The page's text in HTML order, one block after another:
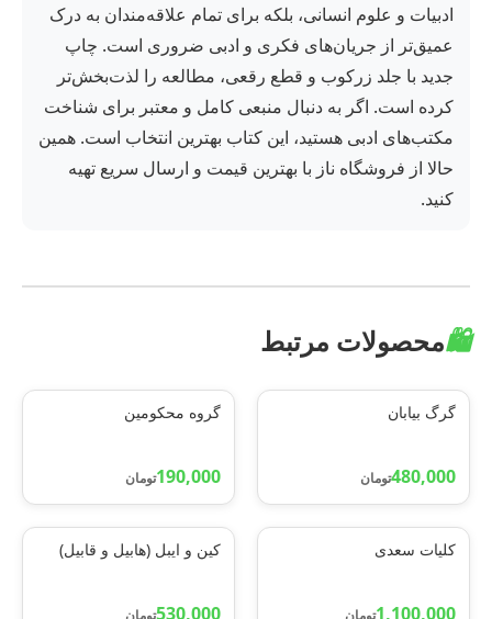
ادبیات و علوم انسانی، بلکه برای تمام علاقه‌مندان به درک
عمیق‌تر از جریان‌های فکری و ادبی ضروری است. چاپ
جدید با جلد زرکوب و قطع رقعی، مطالعه را لذت‌بخش‌تر
کرده است. اگر به دنبال منبعی کامل و معتبر برای شناخت
مکتب‌های ادبی هستید، این کتاب بهترین انتخاب است. همین
حالا از فروشگاه ناز با بهترین قیمت و ارسال سریع تهیه
کنید.
🛍️محصولات مرتبط
گرگ بیابان
480,000تومان
گروه محکومین
190,000تومان
کلیات سعدی
1,100,000
کین و ایبل (هابیل و قابیل)
530,000